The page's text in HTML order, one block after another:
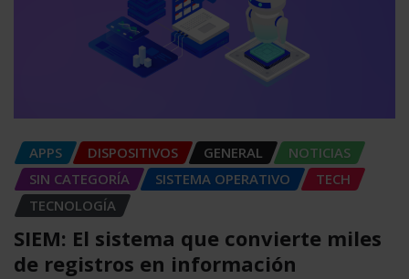
APPS DISPOSITIVOS GENERAL
NOTICIAS
SIN CATEGORÍA
SISTEMA OPERATIVO
TECH
TECNOLOGÍA
SIEM: El sistema que convierte miles
de registros en información